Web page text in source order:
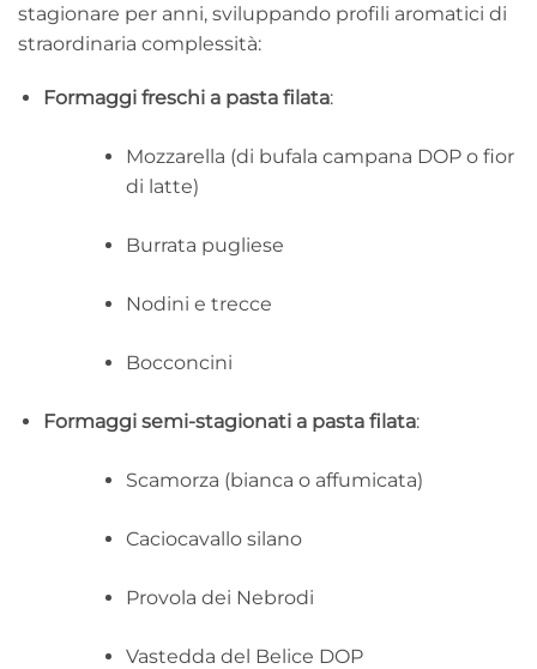
stagionare per anni, sviluppando profili aromatici di
straordinaria complessità:
Formaggi freschi a pasta filata:
Mozzarella (di bufala campana DOP o fior
di latte)
Burrata pugliese
Nodini e trecce
Bocconcini
Formaggi semi-stagionati a pasta filata:
Scamorza (bianca o affumicata)
Caciocavallo silano
Provola dei Nebrodi
Vastedda del Belice DOP